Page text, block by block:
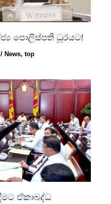
පොලිස්පති ධූරයට!
/News,top
ඒකාබද්ධ